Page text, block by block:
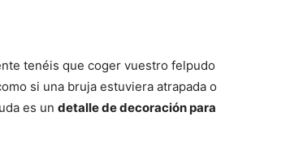
tenéis que coger vuestro felpudo
si una bruja estuviera atrapada o
es un detalle de decoración para